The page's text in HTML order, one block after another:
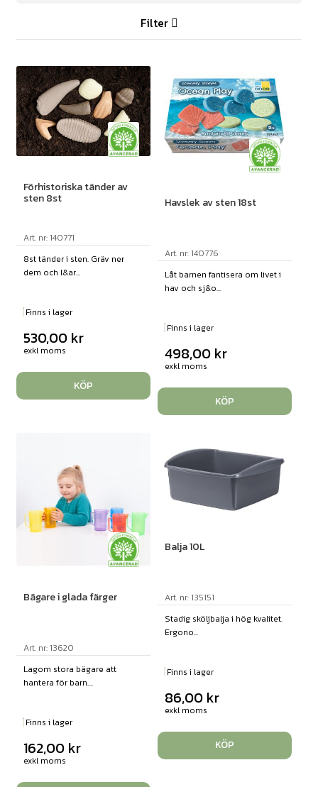
Filter
Förhistoriska tänder av
sten 8st
Art. nr: 140771
8st tänder i sten. Gräv ner
dem och l&ar...
Finns i lager
530,00 kr
exkl moms
KÖP
Havslek av sten 18st
Art. nr: 140776
Låt barnen fantisera om livet i
hav och sj&o...
Finns i lager
498,00 kr
exkl moms
KÖP
Bägare i glada färger
Art. nr: 13620
Lagom stora bägare att
hantera för barn....
Finns i lager
162,00 kr
exkl moms
Balja 10L
Art. nr: 135151
Stadig sköljbalja i hög kvalitet.
Ergono...
Finns i lager
86,00 kr
exkl moms
KÖP